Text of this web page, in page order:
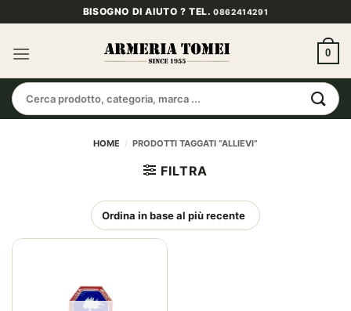
ai
contenuti
BISOGNO DI AIUTO ? TEL.0862414291
0
Cerca:
HOME / PRODOTTI TAGGATI “ALLIEVI”
FILTRA